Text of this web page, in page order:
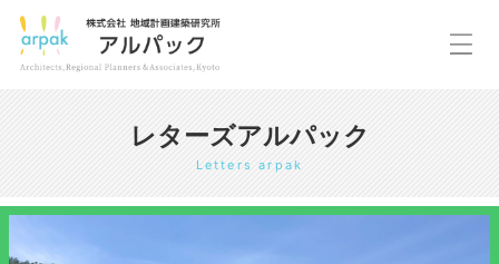
レターズアルパック
Letters arpak